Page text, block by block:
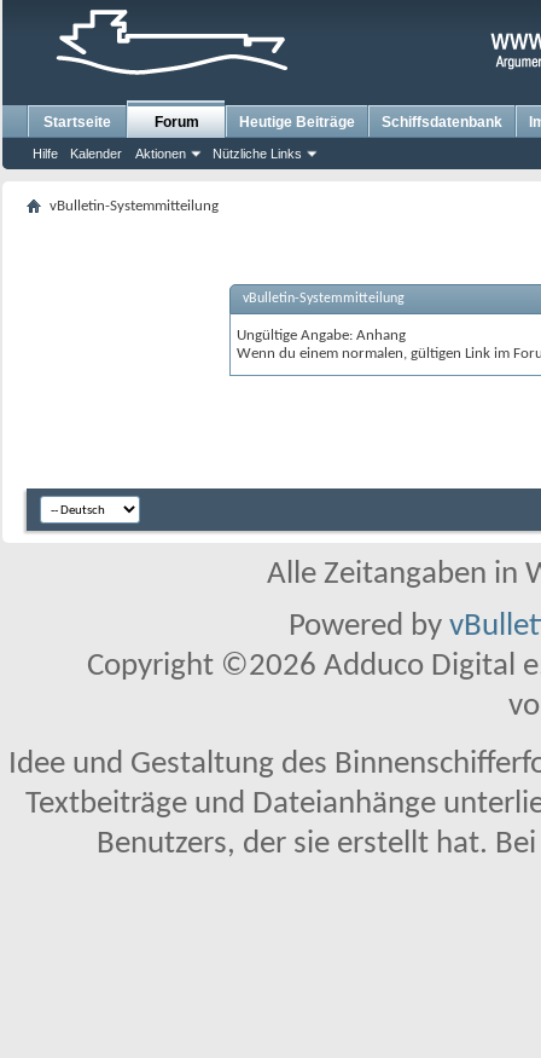
Startseite Forum
Hilfe Kalender Aktionen Nützliche Links
Heutige Beiträge Schiffsdatenbank
vBulletin-Systemmitteilung
vBulletin-Systemmitteilung
Ungültige Angabe: Anhang
Wenn du einem normalen, gültigen Link im
Alle Zeitangaben in
Powered by
Copyright ©2026 Adduco Digital
Idee und Gestaltung des
Textbeiträge und Dateianhänge
Benutzers, der sie erstellt hat.